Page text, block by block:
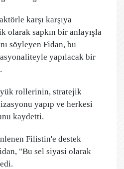
karşı karşıya
olarak sapkın bir anlayışla
söyleyen Fidan, bu
yapılacak bir
rollerinin, stratejik
yapıp ve herkesi
kaydetti.
Filistin'e destek
"Bu sel siyasi olarak